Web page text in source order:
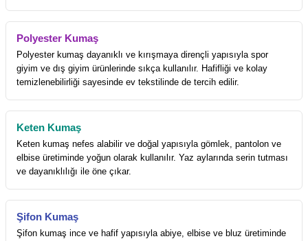
Polyester Kumaş
Polyester kumaş dayanıklı ve kırışmaya dirençli yapısıyla spor
giyim ve dış giyim ürünlerinde sıkça kullanılır. Hafifliği ve kolay
temizlenebilirliği sayesinde ev tekstilinde de tercih edilir.
Keten Kumaş
Keten kumaş nefes alabilir ve doğal yapısıyla gömlek, pantolon ve
elbise üretiminde yoğun olarak kullanılır. Yaz aylarında serin tutması
ve dayanıklılığı ile öne çıkar.
Şifon Kumaş
Şifon kumaş ince ve hafif yapısıyla abiye, elbise ve bluz üretiminde